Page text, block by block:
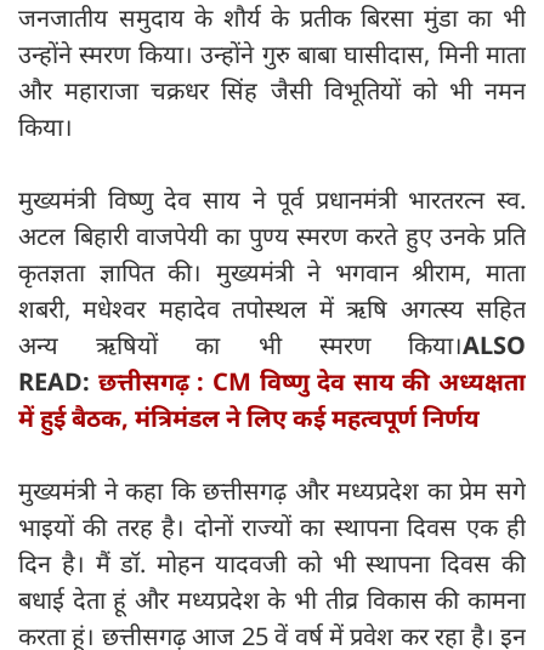
जनजातीय समुदाय के शौर्य के प्रतीक बिरसा मुंडा का भी
उन्होंने स्मरण किया। उन्होंने गुरु बाबा घासीदास, मिनी माता
और महाराजा चक्रधर सिंह जैसी विभूतियों को भी नमन
किया।
मुख्यमंत्री विष्णु देव साय ने पूर्व प्रधानमंत्री भारतरत्न स्व.
अटल बिहारी वाजपेयी का पुण्य स्मरण करते हुए उनके प्रति
कृतज्ञता ज्ञापित की। मुख्यमंत्री ने भगवान श्रीराम, माता
शबरी, मधेश्वर महादेव तपोस्थल में ऋषि अगत्स्य सहित
अन्य ऋषियों का भी स्मरण किया।ALSO
READ: छत्तीसगढ़ : CM विष्णु देव साय की अध्यक्षता
में हुई बैठक, मंत्रिमंडल ने लिए कई महत्‍वपूर्ण निर्णय
मुख्यमंत्री ने कहा कि छत्तीसगढ़ और मध्यप्रदेश का प्रेम सगे
भाइयों की तरह है। दोनों राज्यों का स्थापना दिवस एक ही
दिन है। मैं डॉ. मोहन यादवजी को भी स्थापना दिवस की
बधाई देता हूं और मध्यप्रदेश के भी तीव्र विकास की कामना
करता हूं। छत्तीसगढ़ आज 25 वें वर्ष में प्रवेश कर रहा है। इन